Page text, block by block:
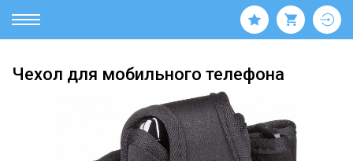
Чехол для мобильного телефона